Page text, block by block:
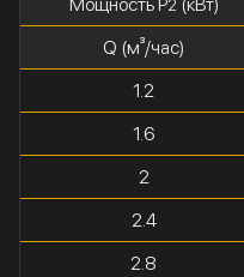
2
Q (м³/час)
1.2
1.6
2
2.4
2.8